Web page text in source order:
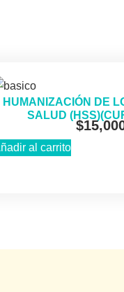
HUMANIZACIÓN DE
SALUD
$
al carrito